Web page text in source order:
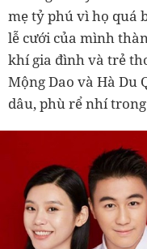
mẹ tỷ phú vì họ quá
lễ cưới của mình
khí gia đình và trẻ
Mộng Dao và Hà Du
dâu, phù rể nhí